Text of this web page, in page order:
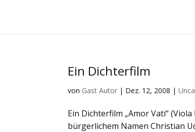
Ein Dichterfilm
von Gast Autor | Dez. 12, 2008 |
Ein Dichterfilm „Amor Vati“
bürgerlichem Namen Christian